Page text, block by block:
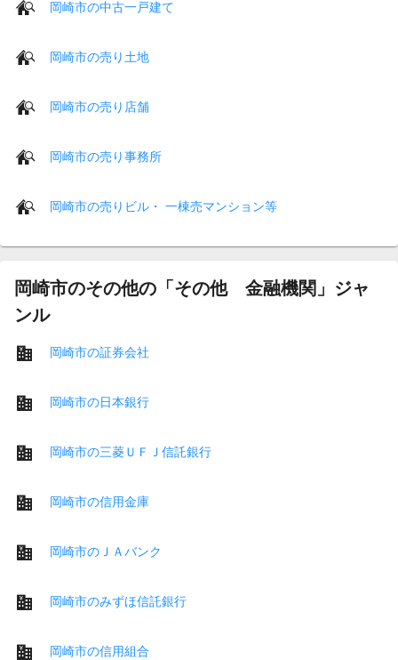
岡崎市の中古一戸建て
岡崎市の売り土地
岡崎市の売り店舗
岡崎市の売り事務所
岡崎市の売りビル・ 一棟売マンション等
岡崎市のその他の「その他 金融機関」ジャ
ンル
岡崎市の証券会社
岡崎市の日本銀行
岡崎市の三菱ＵＦＪ信託銀行
岡崎市の信用金庫
岡崎市のＪＡバンク
岡崎市のみずほ信託銀行
岡崎市の信用組合